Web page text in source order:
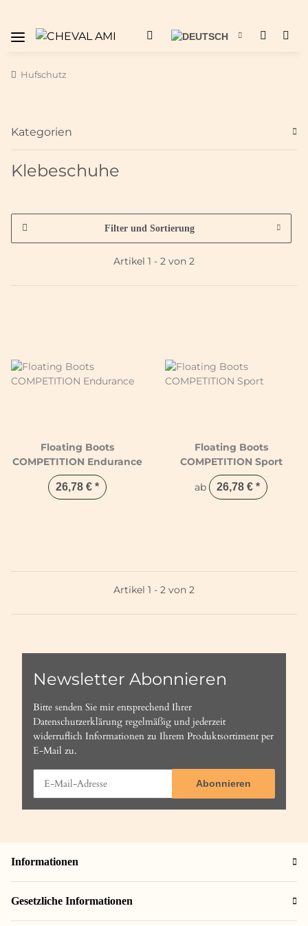
Hufschutz
Klebeschuhe
Filter und Sortierung
Artikel 1 - 2 von 2
Floating Boots
COMPETITION Endurance
26,78 € *
Floating Boots
COMPETITION Sport
ab 26,78 € *
Artikel 1 - 2 von 2
Kategorien
Newsletter Abonnieren
Bitte senden Sie mir entsprechend Ihrer
Datenschutzerklärung regelmäßig und jederzeit
widerruflich Informationen zu Ihrem Produktsortiment per
E-Mail zu.
Abonnieren
Informationen
Gesetzliche Informationen